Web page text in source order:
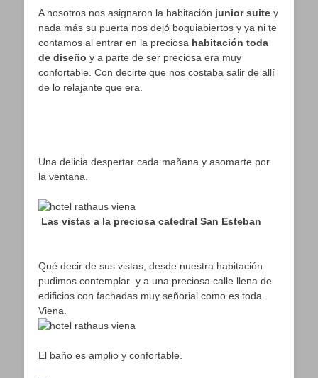
A nosotros nos asignaron la habitación junior suite y
nada más su puerta nos dejó boquiabiertos y ya ni te
contamos al entrar en la preciosa habitación toda
de diseño y a parte de ser preciosa era muy
confortable. Con decirte que nos costaba salir de allí
de lo relajante que era.
Una delicia despertar cada mañana y asomarte por
la ventana.
Las vistas a la preciosa catedral San Esteban
Qué decir de sus vistas, desde nuestra habitación
pudimos contemplar y a una preciosa calle llena de
edificios con fachadas muy señorial como es toda
Viena.
El baño es amplio y confortable.